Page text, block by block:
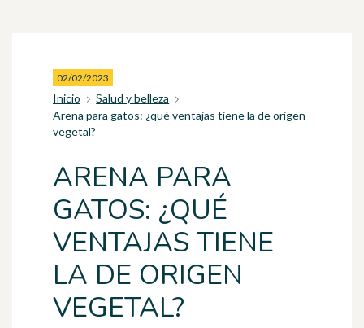
02/02/2023
Inicio
Salud y belleza
Arena para gatos: ¿qué ventajas tiene la de origen
vegetal?
ARENA PARA
GATOS: ¿QUÉ
VENTAJAS TIENE
LA DE ORIGEN
VEGETAL?